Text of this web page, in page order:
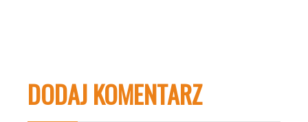
DODAJ KOMENTARZ